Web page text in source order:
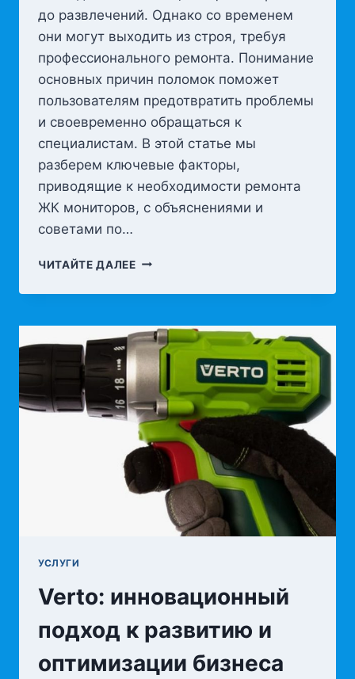
до развлечений. Однако со временем
они могут выходить из строя, требуя
профессионального ремонта. Понимание
основных причин поломок поможет
пользователям предотвратить проблемы
и своевременно обращаться к
специалистам. В этой статье мы
разберем ключевые факторы,
приводящие к необходимости ремонта
ЖК мониторов, с объяснениями и
советами по…
ЧИТАЙТЕ ДАЛЕЕРЕМОНТИРУЕМ
И
ПРИЧИНЫ
ПОВРЕЖДЕНИЯ
УСЛУГИ
Verto: инновационный
подход к развитию и
оптимизации бизнеса